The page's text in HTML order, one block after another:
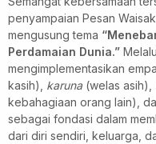
penyampaian Pesan
mengusung tema
Perdamaian Dunia.”
mengimplementasikan
kasih), karuna (welas asih),
kebahagiaan orang lain),
sebagai fondasi dalam
dari diri sendiri, keluarga,